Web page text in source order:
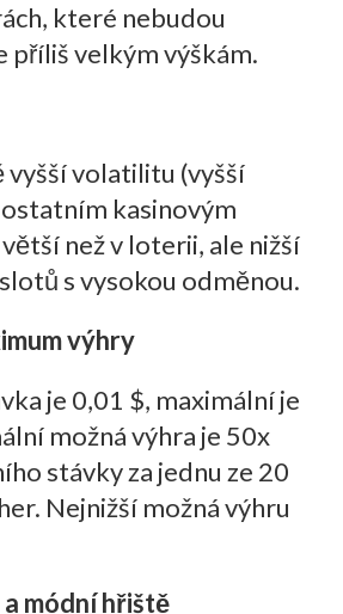
které nebudou
příliš velkým výškám.
vyšší volatilitu (vyšší
kasinovým
než v loterii, ale nižší
s vysokou odměnou.
výhry
je 0,01 $, maximální je
možná výhra je 50x
stávky za jednu ze 20
Nejnižší možná výhru
módní hřiště